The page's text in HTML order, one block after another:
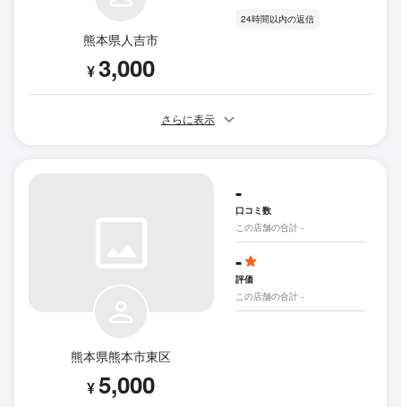
熊本県人吉市
¥3,000
24時間以内の返信
さらに表示
熊本県熊本市東区
¥5,000
-
口コミ数
この店舗の合計 -
-
評価
この店舗の合計 -